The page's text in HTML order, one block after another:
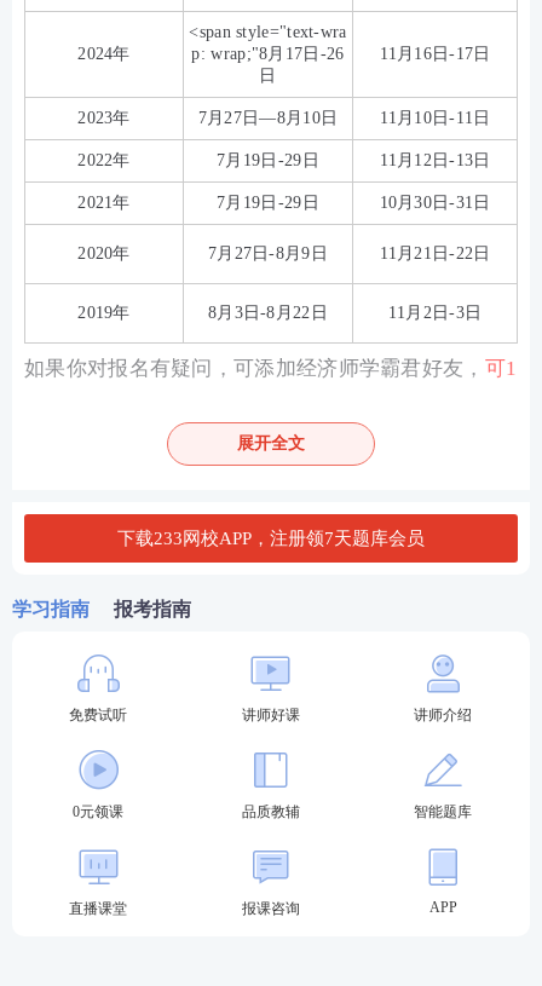
2024年
<span style="text-wra
p: wrap;"8月17日-26
日
11月16日-17日
2023年 7月27日—8月10日 11月10日-11日
2022年 7月19日-29日 11月12日-13日
2021年 7月19日-29日 10月30日-31日
2020年 7月27日-8月9日 11月21日-22日
2019年 8月3日-8月22日 11月2日-3日
如果你对报名有疑问，可添加经济师学霸君好友， 可1
↓↓扫码加经济师学霸君微信好友↓↓
二、西藏经济师报考科目
经济师考试
需要考2科，分别是 基础知识 》
其中《专业知识与实务》有10个专业可选，包括工商
管理、农业经济、财政税收、金融、保险、运输经
济、人力资源管理、旅游经济、建筑与房地产经济、
知识产权，考生可根据工作需要任选其一报考即可。
展开全文
下载233网校APP，注册领7天题库会员
学习指南 报考指南
免费试听 讲师好课 讲师介绍
0元领课 品质教辅 智能题库
直播课堂 报课咨询 APP